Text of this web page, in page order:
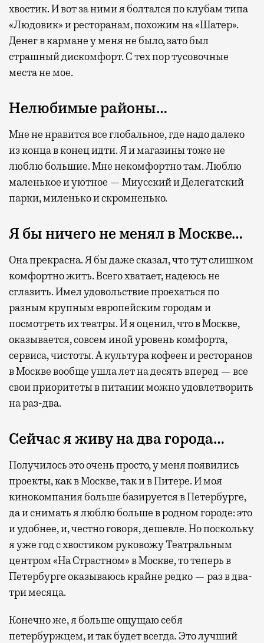
хвостик. И вот за ними я болтался по клубам типа
«Людовик» и ресторанам, похожим на «Шатер».
Денег в кармане у меня не было, зато был
страшный дискомфорт. С тех пор тусовочные
места не мое.
Нелюбимые районы…
Мне не нравится все глобальное, где надо далеко
из конца в конец идти. Я и магазины тоже не
люблю большие. Мне некомфортно там. Люблю
маленькое и уютное — Миусский и Делегатский
парки, миленько и скромненько.
Я бы ничего не менял в Москве…
Она прекрасна. Я бы даже сказал, что тут слишком
комфортно жить. Всего хватает, надеюсь не
сглазить. Имел удовольствие проехаться по
разным крупным европейским городам и
посмотреть их театры. И я оценил, что в Москве,
оказывается, совсем иной уровень комфорта,
сервиса, чистоты. А культура кофеен и ресторанов
в Москве вообще ушла лет на десять вперед — все
свои приоритеты в питании можно удовлетворить
на раз-два.
Сейчас я живу на два города…
Получилось это очень просто, у меня появились
проекты, как в Москве, так и в Питере. И моя
кинокомпания больше базируется в Петербурге,
да и снимать я люблю больше в родном городе: это
и удобнее, и, честно говоря, дешевле. Но поскольку
я уже год с хвостиком руковожу Театральным
центром «На Страстном» в Москве, то теперь в
Петербурге оказываюсь крайне редко — раз в два-
три месяца.
Конечно же, я больше ощущаю себя
петербуржцем, и так будет всегда. Это лучший